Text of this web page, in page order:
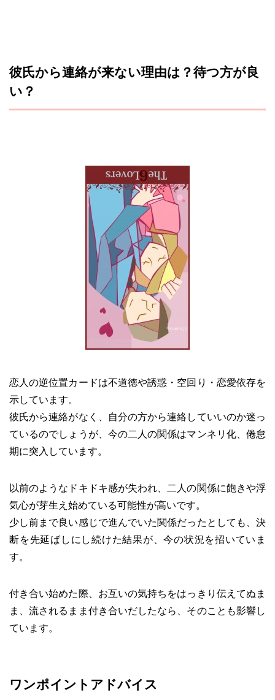
彼氏から連絡が来ない理由は？待つ方が良
い？
恋人の逆位置カードは不道徳や誘惑・空回り・恋愛依存を
示しています。
彼氏から連絡がなく、自分の方から連絡していいのか迷っ
ているのでしょうが、今の二人の関係はマンネリ化、倦怠
期に突入しています。
以前のようなドキドキ感が失われ、二人の関係に飽きや浮
気心が芽生え始めている可能性が高いです。
少し前まで良い感じで進んでいた関係だったとしても、決
断を先延ばしにし続けた結果が、今の状況を招いていま
す。
付き合い始めた際、お互いの気持ちをはっきり伝えてぬま
ま、流されるまま付き合いだしたなら、そのことも影響し
ています。
ワンポイントアドバイス